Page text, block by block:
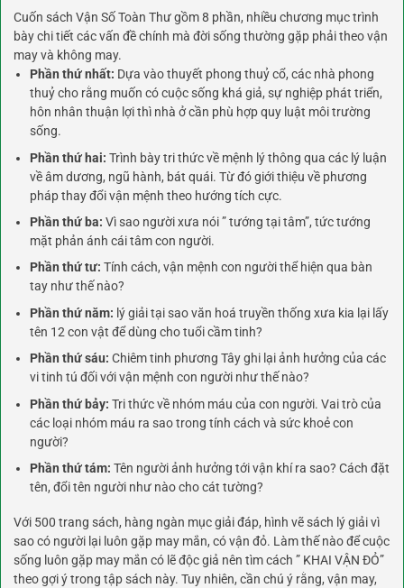
Cuốn sách Vận Số Toàn Thưgồm 8 phần, nhiều chương mục trình
bày chi tiết các vấn đề chính mà đời sống thường gặp phải theo vận
may và không may.
Phần thứ nhất: Dựa vào thuyết phong thuỷ cổ, các nhà phong
thuỷ cho rằng muốn có cuộc sống khá giả, sự nghiệp phát triển,
hôn nhân thuận lợi thì nhà ở cần phù hợp quy luật môi trường
sống.
Phần thứ hai:Trình bày tri thức về mệnh lý thông qua các lý luận
về âm dương, ngũ hành, bát quái. Từ đó giới thiệu về phương
pháp thay đổi vận mệnh theo hướng tích cực.
Phần thứ ba: Vì sao người xưa nói ” tướng tại tâm”, tức tướng
mặt phản ánh cái tâm con người.
Phần thứ tư: Tính cách, vận mệnh con người thể hiện qua bàn
tay như thế nào?
Phần thứ năm: lý giải tại sao văn hoá truyền thống xưa kia lại lấy
tên 12 con vật để dùng cho tuổi cầm tinh?
Phần thứ sáu: Chiêm tinh phương Tây ghi lại ảnh hưởng của các
vi tinh tú đối với vận mệnh con người như thế nào?
Phần thứ bảy: Tri thức về nhóm máu của con người. Vai trò của
các loại nhóm máu ra sao trong tính cách và sức khoẻ con
người?
Phần thứ tám: Tên người ảnh hưởng tới vận khí ra sao? Cách đặt
tên, đổi tên người như nào cho cát tường?
Với 500 trang sách, hàng ngàn mục giải đáp, hình vẽ sách lý giải vì
sao có người lại luôn gặp may mắn, có vận đỏ. Làm thế nào để cuộc
sống luôn gặp may mắn có lẽ độc giả nên tìm cách ” KHAI VẬN ĐỎ”
theo gợi ý trong tập sách này. Tuy nhiên, cần chú ý rằng, vận may,